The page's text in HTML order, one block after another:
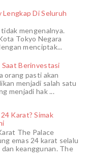
Di Seluruh
tidak mengenalnya.
Tokyo Negara
menciptak...
Berinvestasi
orang pasti akan
menjadi salah satu
menjadi hak ...
Karat? Simak
The Palace
emas 24 karat selalu
keanggunan. The